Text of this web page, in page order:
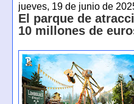
jueves, 19 de junio de
El parque de
10 millones de